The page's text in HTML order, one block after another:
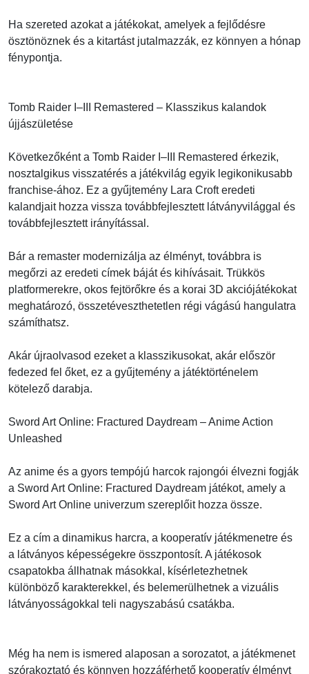
Ha szereted azokat a játékokat, amelyek a fejlődésre
ösztönöznek és a kitartást jutalmazzák, ez könnyen a hónap
fénypontja.
Tomb Raider I–III Remastered – Klasszikus kalandok
újjászületése
Következőként a Tomb Raider I–III Remastered érkezik,
nosztalgikus visszatérés a játékvilág egyik legikonikusabb
franchise-ához. Ez a gyűjtemény Lara Croft eredeti
kalandjait hozza vissza továbbfejlesztett látványvilággal és
továbbfejlesztett irányítással.
Bár a remaster modernizálja az élményt, továbbra is
megőrzi az eredeti címek báját és kihívásait. Trükkös
platformerekre, okos fejtörőkre és a korai 3D akciójátékokat
meghatározó, összetéveszthetetlen régi vágású hangulatra
számíthatsz.
Akár újraolvasod ezeket a klasszikusokat, akár először
fedezed fel őket, ez a gyűjtemény a játéktörténelem
kötelező darabja.
Sword Art Online: Fractured Daydream – Anime Action
Unleashed
Az anime és a gyors tempójú harcok rajongói élvezni fogják
a Sword Art Online: Fractured Daydream játékot, amely a
Sword Art Online univerzum szereplőit hozza össze.
Ez a cím a dinamikus harcra, a kooperatív játékmenetre és
a látványos képességekre összpontosít. A játékosok
csapatokba állhatnak másokkal, kísérletezhetnek
különböző karakterekkel, és belemerülhetnek a vizuális
látványosságokkal teli nagyszabású csatákba.
Még ha nem is ismered alaposan a sorozatot, a játékmenet
szórakoztató és könnyen hozzáférhető kooperatív élményt